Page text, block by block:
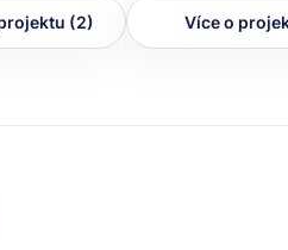
(2) Více o